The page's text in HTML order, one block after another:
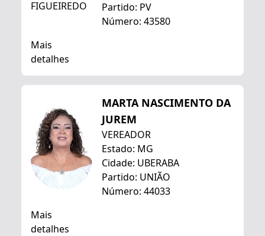
Partido: PV
Número: 43580
Mais
detalhes
MARTA NASCIMENTO DA
JUREM
VEREADOR
Estado: MG
Cidade: UBERABA
Partido: UNIÃO
Número: 44033
Mais
detalhes